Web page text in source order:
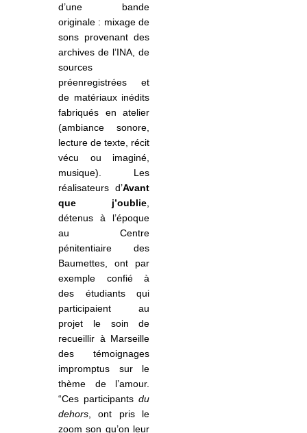
d’une bande
originale : mixage de
sons provenant des
archives de l’INA, de
sources
préenregistrées et
de matériaux inédits
fabriqués en atelier
(ambiance sonore,
lecture de texte, récit
vécu ou imaginé,
musique). Les
réalisateurs d’Avant
que j’oublie
détenus à l’époque
au Centre
pénitentiaire des
Baumettes, ont par
exemple confié à
des étudiants qui
participaient au
projet le soin de
recueillir à Marseille
des témoignages
impromptus sur le
thème de l’amour.
“Ces participantsdu
dehors , ont pris le
zoom son qu’on leur